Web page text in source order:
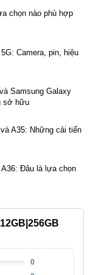
Galaxy
mái mở nhiều
Khả năng đa
làm việc và
xem phim,
mà không
chọn nào phù hợp
Camera, pin, hiệu
Samsung Galaxy
sở hữu
A35: Những cải tiến
Đâu là lựa chọn
0